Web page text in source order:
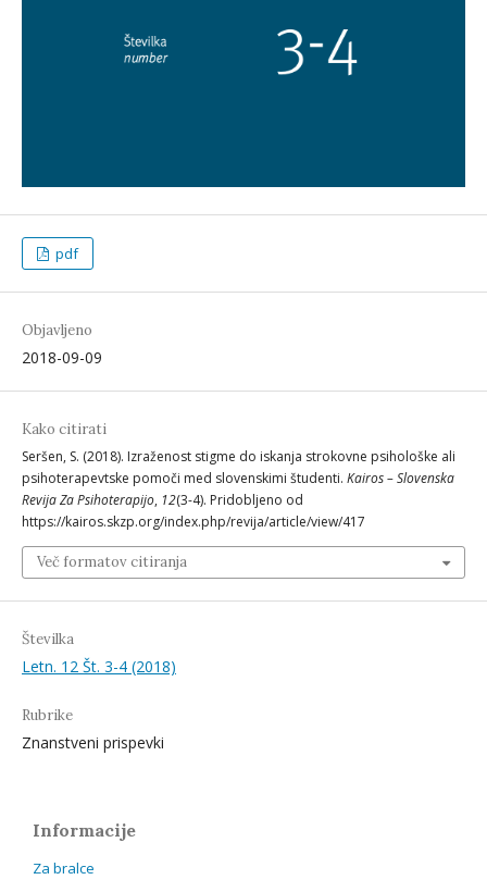
pdf
Objavljeno
2018-09-09
Kako citirati
Seršen, S. (2018). Izraženost stigme do iskanja strokovne psihološke ali
psihoterapevtske pomoči med slovenskimi študenti. Kairos – Slovenska
Revija Za Psihoterapijo, 12(3-4). Pridobljeno od
https://kairos.skzp.org/index.php/revija/article/view/417
Več formatov citiranja
Številka
Letn. 12 Št. 3-4 (2018)
Rubrike
Znanstveni prispevki
Informacije
Za bralce